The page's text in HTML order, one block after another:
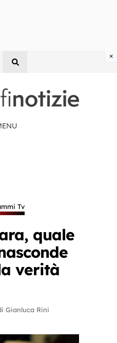
Tv
quale
verità
Gianluca Rini
×